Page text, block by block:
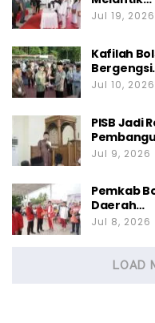
Jul 19, 2026
Kafilah
Jul 10, 2026
PISB Jadi
Jul 9, 2026
Pemkab
Daerah…
Jul 8, 2026
LOAD